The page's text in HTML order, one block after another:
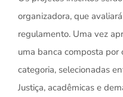
organizadora, que
regulamento. Uma vez
uma banca composta por
categoria, selecionadas
Justiça, acadêmicas e